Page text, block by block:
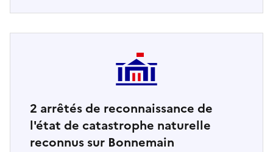
2 arrêtés de reconnaissance de
l'état de catastrophe naturelle
reconnus sur Bonnemain